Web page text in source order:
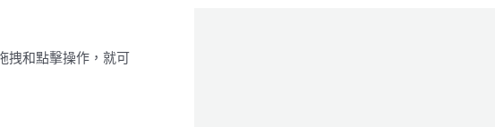
拽和點擊操作，就可